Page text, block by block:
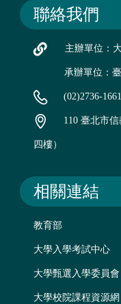
聯絡我們
主辦單位：
承辦單位：
(02)2736-
110 臺北市
四樓）
相關連結
教育部
大學入學考試中心
大學甄選入學委員會
大學校院課程資源網